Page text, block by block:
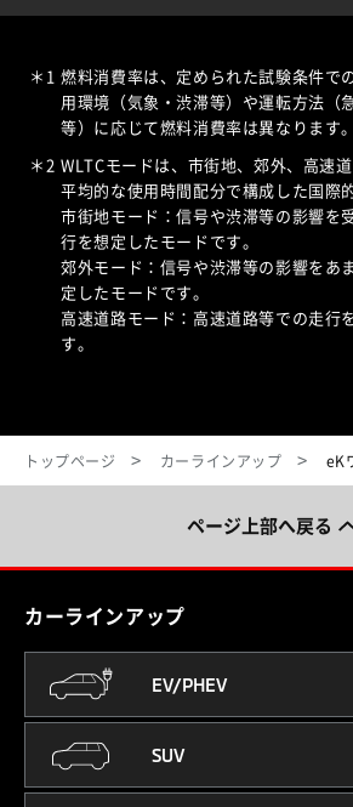
＊1 燃料消費率は、定められた試験条件で
用環境（気象・渋滞等）や運転方法（
等）に応じて燃料消費率は異なります。
＊2 WLTCモードは、市街地、郊外、高速
平均的な使用時間配分で構成した国際
市街地モード：信号や渋滞等の影響を
行を想定したモードです。
郊外モード：信号や渋滞等の影響をあ
定したモードです。
高速道路モード：高速道路等での走行
す。
トップページ カーラインアップ eK
ページ上部へ戻る
カーラインアップ
EV/PHEV
SUV